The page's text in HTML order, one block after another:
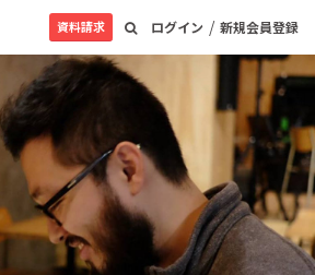
ログイン / 新規会員登録
資料請求